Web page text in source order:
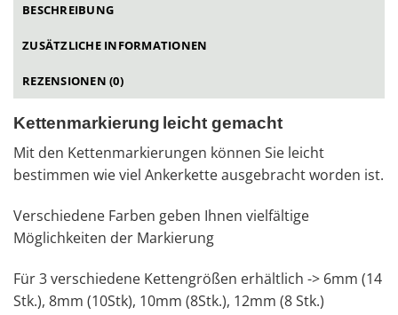
BESCHREIBUNG
ZUSÄTZLICHE INFORMATIONEN
REZENSIONEN (0)
Kettenmarkierung leicht gemacht
Mit den Kettenmarkierungen können Sie leicht
bestimmen wie viel Ankerkette ausgebracht worden ist.
Verschiedene Farben geben Ihnen vielfältige
Möglichkeiten der Markierung
Für 3 verschiedene Kettengrößen erhältlich -> 6mm (14
Stk.), 8mm (10Stk), 10mm (8Stk.), 12mm (8 Stk.)